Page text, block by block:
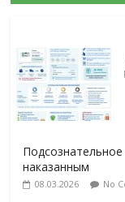
наказанным
08.03.2026 No